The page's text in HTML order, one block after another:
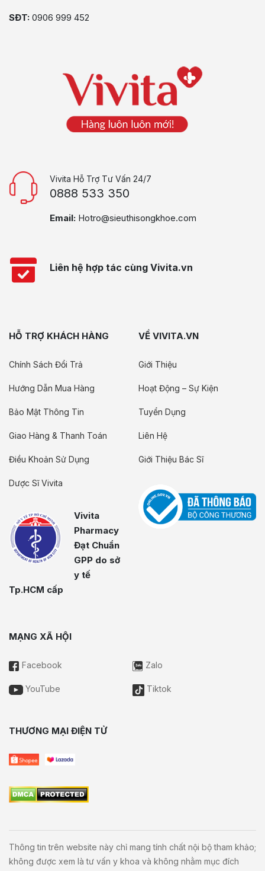
SĐT: 0906 999 452
Vivita Hỗ Trợ Tư Vấn 24/7
0888 533 350
Email: Hotro@sieuthisongkhoe.com
Liên hệ hợp tác cùng Vivita.vn
HỖ TRỢ KHÁCH HÀNG
Chính Sách Đổi Trả
Hướng Dẫn Mua Hàng
Bảo Mật Thông Tin
Giao Hàng & Thanh Toán
Điều Khoản Sử Dụng
Dược Sĩ Vivita
Vivita
Pharmacy
Đạt Chuẩn
GPP do sở
y tế
Tp.HCM cấp
VỀ VIVITA.VN
Giới Thiệu
Hoạt Động – Sự Kiện
Tuyển Dụng
Liên Hệ
Giới Thiệu Bác Sĩ
MẠNG XÃ HỘI
Facebook Zalo
YouTube Tiktok
THƯƠNG MẠI ĐIỆN TỬ
Thông tin trên website này chỉ mang tính chất nội bộ tham khảo;
không được xem là tư vấn y khoa và không nhằm mục đích